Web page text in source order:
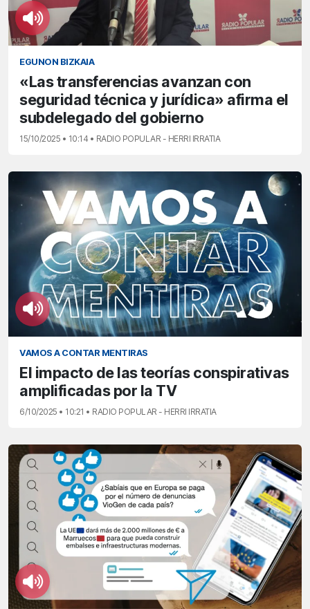
EGUNON BIZKAIA
«Las transferencias avanzan con
seguridad técnica y jurídica» afirma el
subdelegado del gobierno
15/10/2025 • 10:14 • RADIO POPULAR - HERRI IRRATIA
VAMOS A CONTAR MENTIRAS
El impacto de las teorías conspirativas
amplificadas por la TV
6/10/2025 • 10:21 • RADIO POPULAR - HERRI IRRATIA